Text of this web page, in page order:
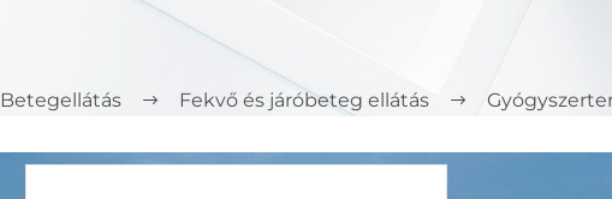
Betegellátás Fekvő és járóbeteg ellátás